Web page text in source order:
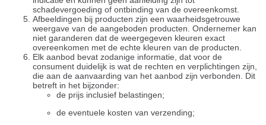
schadevergoeding of ontbinding van de overeenkomst.
Afbeeldingen bij producten zijn een waarheidsgetrouwe
weergave van de aangeboden producten. Ondernemer kan
niet garanderen dat de weergegeven kleuren exact
overeenkomen met de echte kleuren van de producten.
Elk aanbod bevat zodanige informatie, dat voor de
consument duidelijk is wat de rechten en verplichtingen zijn,
die aan de aanvaarding van het aanbod zijn verbonden. Dit
betreft in het bijzonder:
de prijs inclusief belastingen;
de eventuele kosten van verzending;